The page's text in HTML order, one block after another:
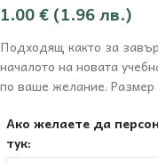
1.00€ (1.96 лв.)
Подходящ както за
началото на новата
по ваше желание. Размер
Ако желаете да
тук: